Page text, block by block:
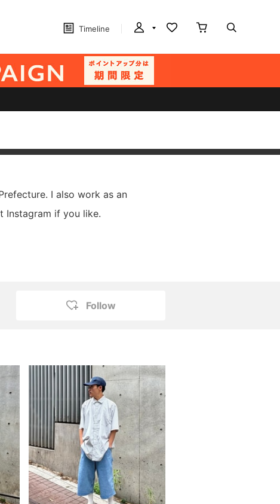
Timeline
I also work as an
Instagram if you like.
Follow